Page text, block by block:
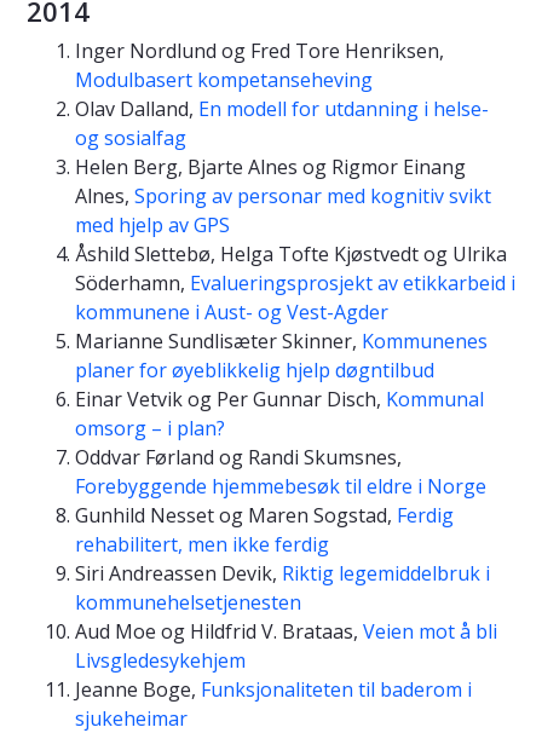
2014
Inger Nordlund og Fred Tore Henriksen,
Modulbasert kompetanseheving
Olav Dalland, En modell for utdanning i helse-
og sosialfag
Helen Berg, Bjarte Alnes og Rigmor Einang
Alnes, Sporing av personar med kognitiv svikt
med hjelp av GPS
Åshild Slettebø, Helga Tofte Kjøstvedt og Ulrika
Söderhamn, Evalueringsprosjekt av etikkarbeid i
kommunene i Aust- og Vest-Agder
Marianne Sundlisæter Skinner, Kommunenes
planer for øyeblikkelig hjelp døgntilbud
Einar Vetvik og Per Gunnar Disch, Kommunal
omsorg – i plan?
Oddvar Førland og Randi Skumsnes,
Forebyggende hjemmebesøk til eldre i Norge
Gunhild Nesset og Maren Sogstad, Ferdig
rehabilitert, men ikke ferdig
Siri Andreassen Devik, Riktig legemiddelbruk i
kommunehelsetjenesten
Aud Moe og Hildfrid V. Brataas, Veien mot å bli
Livsgledesykehjem
Jeanne Boge, Funksjonaliteten til baderom i
sjukeheimar